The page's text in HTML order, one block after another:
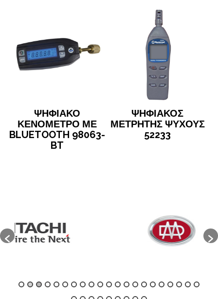
ΨΗΦΙΑΚΟ
ΚΕΝΟΜΕΤΡΟ ΜΕ
BLUETOOTH 98063-
BT
ΨΗΦΙΑΚΟΣ
ΜΕΤΡΗΤΗΣ ΨΥΧΟΥΣ
52233